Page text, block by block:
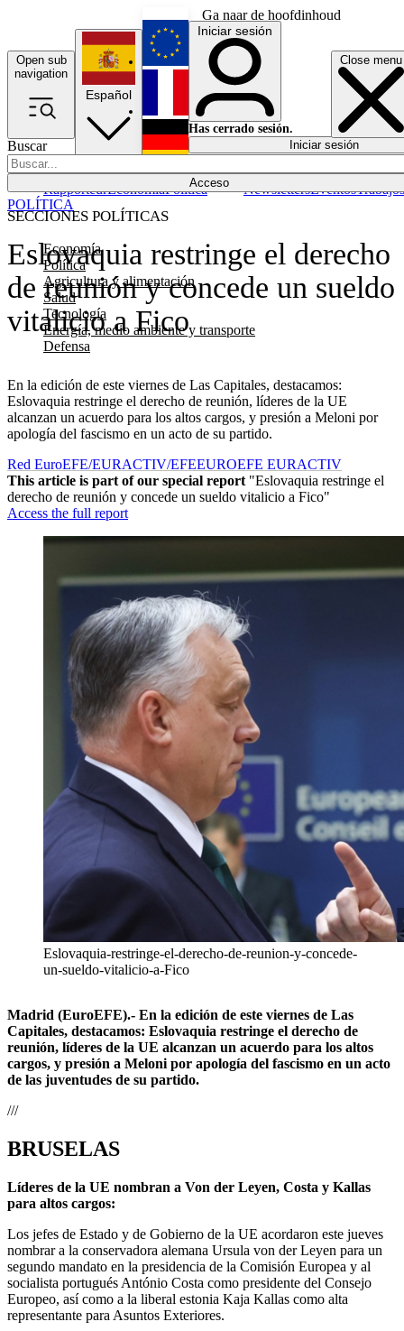
Ga naar de hoofdinhoud
Open sub
navigation
Close menu
Buscar
Acceso
SECCIONES POLÍTICAS
Economía
Política
Agricultura y alimentación
Salud
Tecnología
Energía, medio ambiente y transporte
Defensa
RapporteurEconomíaPolítica NewslettersEventosTrabajos
Español
English
Français
Iniciar sesión
Has cerrado sesión.
Iniciar sesión
Eslovaquia restringe el derecho
de reunión y concede un sueldo
vitalicio a Fico
En la edición de este viernes de Las Capitales, destacamos:
Eslovaquia restringe el derecho de reunión, líderes de la UE
alcanzan un acuerdo para los altos cargos, y presión a Meloni por
apología del fascismo en un acto de su partido.
POLÍTICA
Red EuroEFE/EURACTIV/EFEEUROEFE EURACTIV
This article is part of our special report "Eslovaquia restringe el
derecho de reunión y concede un sueldo vitalicio a Fico"
Access the full report
Eslovaquia-restringe-el-derecho-de-reunion-y-concede-
un-sueldo-vitalicio-a-Fico
Madrid (EuroEFE).- En la edición de este viernes de Las
Capitales, destacamos: Eslovaquia restringe el derecho de
reunión, líderes de la UE alcanzan un acuerdo para los altos
cargos, y presión a Meloni por apología del fascismo en un acto
de las juventudes de su partido.
///
BRUSELAS
Líderes de la UE nombran a Von der Leyen, Costa y Kallas
para altos cargos:
Los jefes de Estado y de Gobierno de la UE acordaron este jueves
nombrar a la conservadora alemana Ursula von der Leyen para un
segundo mandato en la presidencia de la Comisión Europea y al
socialista portugués António Costa como presidente del Consejo
Europeo, así como a la liberal estonia Kaja Kallas como alta
representante para Asuntos Exteriores.